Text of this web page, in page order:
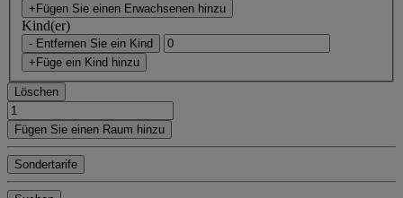
+Fügen Sie einen Erwachsenen hinzu
Kind(er)
- Entfernen Sie ein Kind
+Füge ein Kind hinzu
Löschen
Fügen Sie einen Raum hinzu
Sondertarife